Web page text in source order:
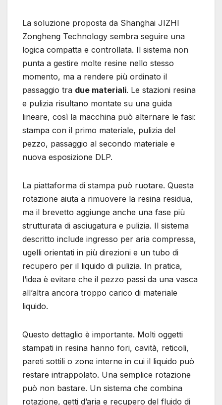
La soluzione proposta da Shanghai JIZHI
Zongheng Technology sembra seguire una
logica compatta e controllata. Il sistema non
punta a gestire molte resine nello stesso
momento, ma a rendere più ordinato il
passaggio tra due materiali. Le stazioni resina
e pulizia risultano montate su una guida
lineare, così la macchina può alternare le fasi:
stampa con il primo materiale, pulizia del
pezzo, passaggio al secondo materiale e
nuova esposizione DLP.
La piattaforma di stampa può ruotare. Questa
rotazione aiuta a rimuovere la resina residua,
ma il brevetto aggiunge anche una fase più
strutturata di asciugatura e pulizia. Il sistema
descritto include ingresso per aria compressa,
ugelli orientati in più direzioni e un tubo di
recupero per il liquido di pulizia. In pratica,
l’idea è evitare che il pezzo passi da una vasca
all’altra ancora troppo carico di materiale
liquido.
Questo dettaglio è importante. Molti oggetti
stampati in resina hanno fori, cavità, reticoli,
pareti sottili o zone interne in cui il liquido può
restare intrappolato. Una semplice rotazione
può non bastare. Un sistema che combina
rotazione, getti d’aria e recupero del fluido di